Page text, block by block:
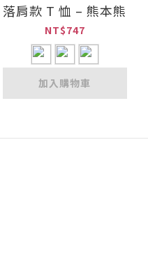
落肩款 T 恤 – 熊本熊
NT$747
加入購物車